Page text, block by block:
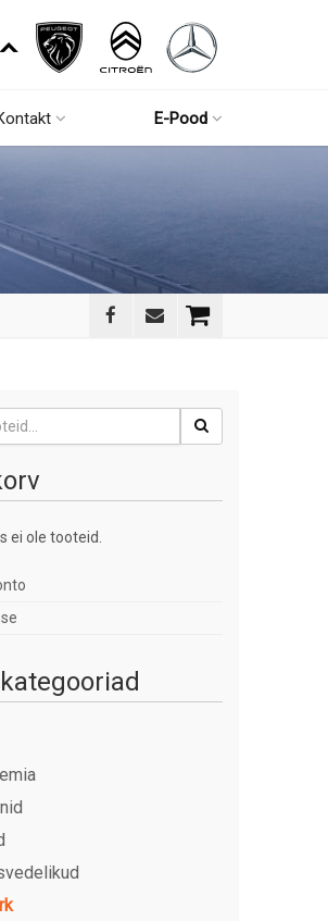
E-Pood
ei ole tooteid.